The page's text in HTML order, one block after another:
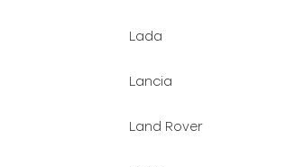
Lada
Lancia
Land Rover